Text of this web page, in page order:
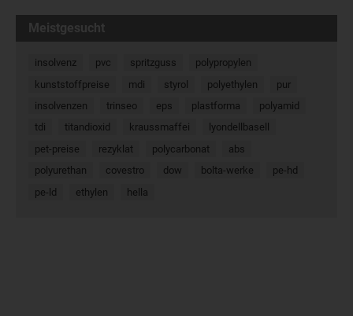
Meistgesucht
insolvenz pvc spritzguss
polypropylen
kunststoffpreise
mdi styrol polyethylen
pur
insolvenzen
trinseo eps plastforma
polyamid
tdi
titandioxid kraussmaffei
lyondellbasell
pet-preise
rezyklat polycarbonat
abs
polyurethan
covestro dow bolta-werke
pe-hd
pe-ld
ethylen hella